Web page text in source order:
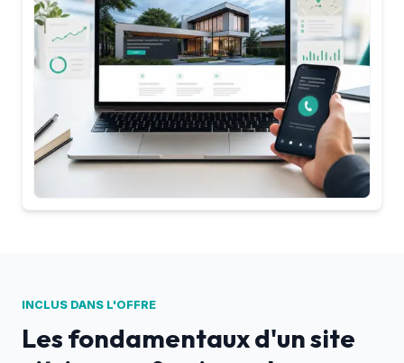
INCLUS DANS L'OFFRE
Les fondamentaux d'un site